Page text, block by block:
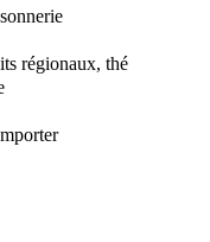
régionaux, thé